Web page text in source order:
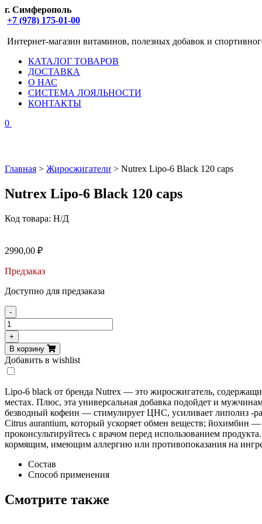
г. Симферополь
+7 (978) 175-01-00
Интернет-магазин витаминов, полезных добавок и
КАТАЛОГ ТОВАРОВ
ДОСТАВКА
О НАС
СИСТЕМА ЛОЯЛЬНОСТИ
КОНТАКТЫ
0
Главная > Жиросжигатели > Nutrex Lipo-6 Black 120 caps
Nutrex Lipo-6 Black 120 caps
Код товара: Н/Д
2990,00 ₽
Предзаказ
Доступно для предзаказа
-
Количество
товара
Nutrex
Lipo-
6
Black
caps
+
В корзину
Добавить в wishlist
Lipo-6 black от бренда Nutrex — это жиросжигатель,
местах. Плюс, эта универсальная добавка подойдет и
безводный кофеин — стимулирует ЦНС, усиливает липолиз -
Citrus aurantium, который ускоряет обмен веществ; йохимбин
проконсультируйтесь с врачом перед использованием
кормящим, имеющим аллергию или противопоказания на
Состав
Способ применения
Смотрите также